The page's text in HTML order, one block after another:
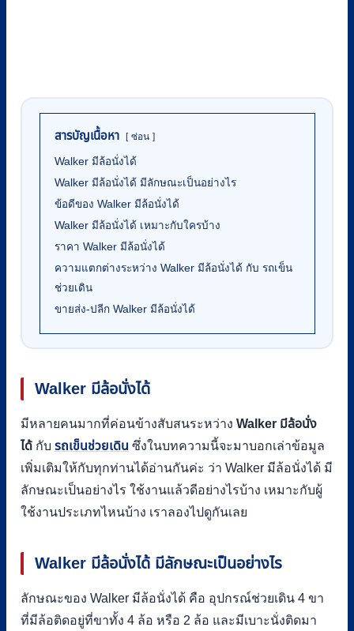
สารบัญเนื้อหา ซ่อน
Walker มีล้อนั่งได้
Walker มีล้อนั่งได้ มีลักษณะเป็นอย่างไร
ข้อดีของ Walker มีล้อนั่งได้
Walker มีล้อนั่งได้ เหมาะกับใครบ้าง
ราคา Walker มีล้อนั่งได้
ความแตกต่างระหว่าง Walker มีล้อนั่งได้ กับ รถเข็น
ช่วยเดิน
ขายส่ง-ปลีก Walker มีล้อนั่งได้
Walker มีล้อนั่งได้
มีหลายคนมากที่ค่อนข้างสับสนระหว่าง Walker มีล้อนั่ง
ได้ กับ รถเข็นช่วยเดิน ซึ่งในบทความนี้จะมาบอกเล่าข้อมูล
เพิ่มเติมให้กับทุกท่านได้อ่านกันค่ะ ว่า Walker มีล้อนั่งได้ มี
ลักษณะเป็นอย่างไร ใช้งานแล้วดีอย่างไรบ้าง เหมาะกับผู้
ใช้งานประเภทไหนบ้าง เราลองไปดูกันเลย
Walker มีล้อนั่งได้ มีลักษณะเป็นอย่างไร
ลักษณะของ Walker มีล้อนั่งได้ คือ อุปกรณ์ช่วยเดิน 4 ขา
ที่มีล้อติดอยู่ที่ขาทั้ง 4 ล้อ หรือ 2 ล้อ และมีเบาะนั่งติดมา